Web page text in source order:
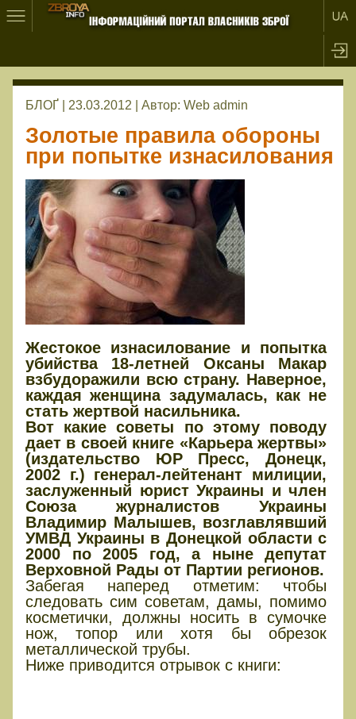
БЛОҐ | 23.03.2012 | Автор: Web admin
Золотые правила обороны
при попытке изнасилования
Жестокое изнасилование и попытка
убийства 18-летней Оксаны Макар
взбудоражили всю страну. Наверное,
каждая женщина задумалась, как не
стать жертвой насильника.
Вот какие советы по этому поводу
дает в своей книге «Карьера жертвы»
(издательство ЮР Пресс, Донецк,
2002 г.) генерал-лейтенант милиции,
заслуженный юрист Украины и член
Союза журналистов Украины
Владимир Малышев, возглавлявший
УМВД Украины в Донецкой области с
2000 по 2005 год, а ныне депутат
Верховной Рады от Партии регионов.
Забегая наперед отметим: чтобы
следовать сим советам, дамы, помимо
косметички, должны носить в сумочке
нож, топор или хотя бы обрезок
металлической трубы.
Ниже приводится отрывок с книги: